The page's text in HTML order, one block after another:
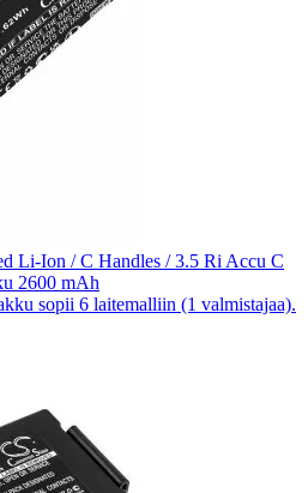
Li-Ion / C Handles / 3.5 Ri Accu C
2600 mAh
sopii 6 laitemalliin (1 valmistajaa).